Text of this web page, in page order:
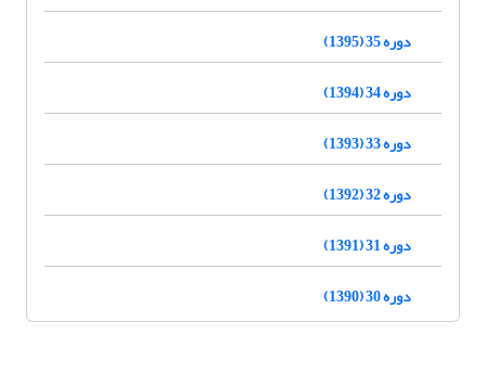
دوره 35 (1395)
دوره 34 (1394)
دوره 33 (1393)
دوره 32 (1392)
دوره 31 (1391)
دوره 30 (1390)